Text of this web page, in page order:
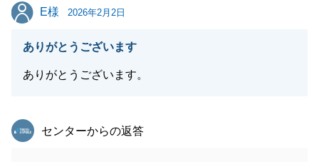
E様
E様 2026年2月2日
ありがとうございます
ありがとうございます。
東急リバブル
センターからの返答